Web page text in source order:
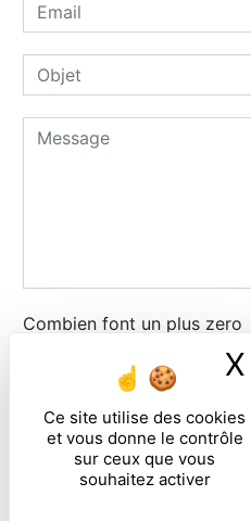
Ce site utilise des cookies
et vous donne le contrôle
sur ceux que vous
souhaitez activer
X
Combien font un plus zero
En cochant cette case,
particulières ci-dessous